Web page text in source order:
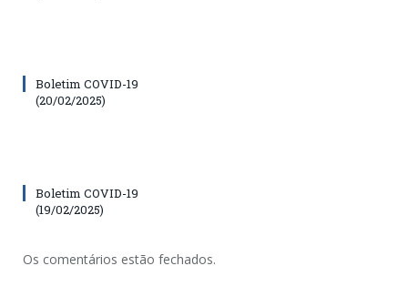
Boletim COVID-19
(20/02/2025)
Boletim COVID-19
(19/02/2025)
Os comentários estão fechados.